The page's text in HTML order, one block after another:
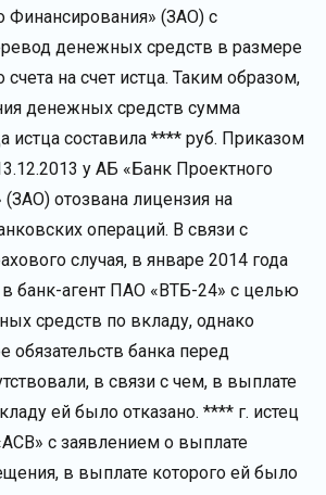
Финансирования» (ЗАО) с
денежных средств в размере
счета на счет истца. Таким образом,
денежных средств сумма
истца составила **** руб. Приказом
у АБ «Банк Проектного
отозвана лицензия на
операций. В связи с
случая, в январе 2014 года
в банк-агент ПАО «ВТБ-24» с целью
средств по вкладу, однако
обязательств банка перед
в связи с чем, в выплате
ей было отказано. **** г. истец
с заявлением о выплате
в выплате которого ей было